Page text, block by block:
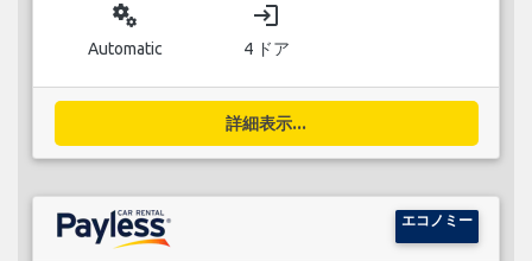
miscellaneous_services
Automatic
login
4 ドア
詳細表示...
エコノミー